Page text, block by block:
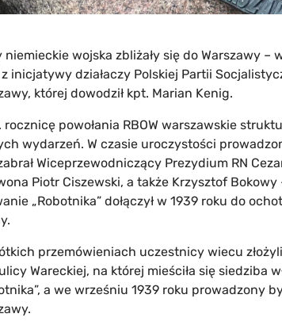
niemieckie wojska zbliżały się do Warszawy
inicjatywy działaczy Polskiej Partii
której dowodził kpt. Marian Kenig.
rocznicę powołania RBOW warszawskie
wydarzeń. W czasie uroczystości
Wiceprzewodniczący Prezydium RN
Piotr Ciszewski, a także Krzysztof Bokowy
„Robotnika” dołączył w 1939 roku do
przemówieniach uczestnicy wiecu
Wareckiej, na której mieściła się siedziba
a we wrześniu 1939 roku prowadzony